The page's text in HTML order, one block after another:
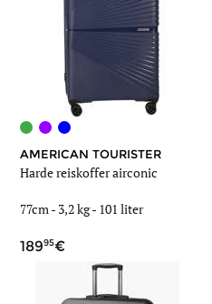
AMERICAN TOURISTER
Harde reiskoffer airconic
77cm - 3,2 kg- 101 liter
18995